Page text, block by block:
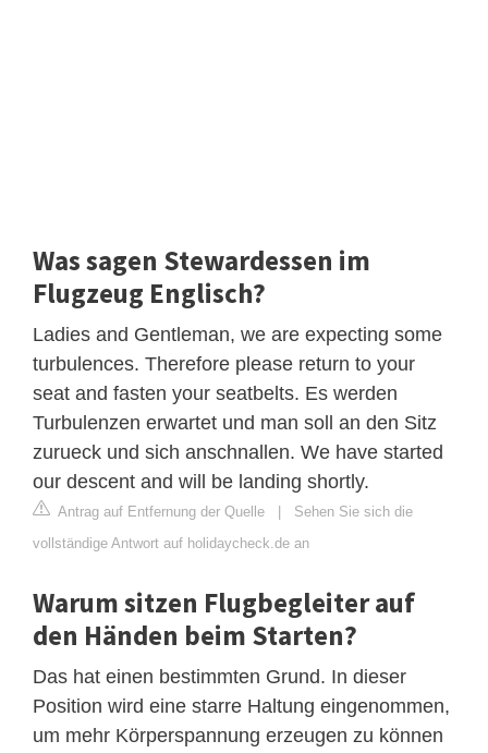
Was sagen Stewardessen im
Flugzeug Englisch?
Ladies and Gentleman, we are expecting some
turbulences. Therefore please return to your
seat and fasten your seatbelts. Es werden
Turbulenzen erwartet und man soll an den Sitz
zurueck und sich anschnallen. We have started
our descent and will be landing shortly.
Antrag auf Entfernung der Quelle
Sehen Sie sich die
vollständige Antwort auf holidaycheck.de an
Warum sitzen Flugbegleiter auf
den Händen beim Starten?
Das hat einen bestimmten Grund. In dieser
Position wird eine starre Haltung eingenommen,
um mehr Körperspannung erzeugen zu können